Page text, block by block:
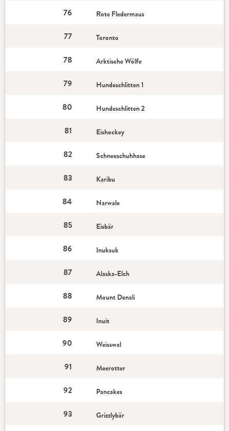
76 Rote Fledermaus
77 Toronto
78 Arktische Wölfe
79 Hundeschlitten 1
80 Hundeschlitten 2
81 Eishockey
82 Schneeschuhhase
83 Karibu
84 Narwale
85 Eisbär
86 Inuksuk
87 Alaska-Elch
88 Mount Denali
89 Inuit
90 Weisswal
91 Meerotter
92 Pancakes
93 Grizzlybär